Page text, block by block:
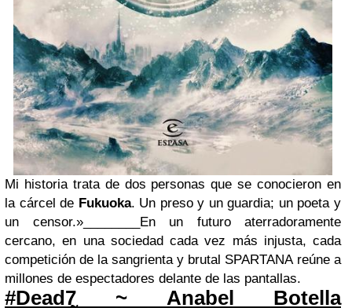
Mi historia trata de dos personas que se conocieron en
la cárcel de Fukuoka. Un preso y un guardia; un poeta y
un censor.»________ En un futuro aterradoramente
cercano, en una sociedad cada vez más injusta, cada
competición de la sangrienta y brutal SPARTANA reúne a
millones de espectadores delante de las pantallas.
#Dead7 ~ Anabel Botella